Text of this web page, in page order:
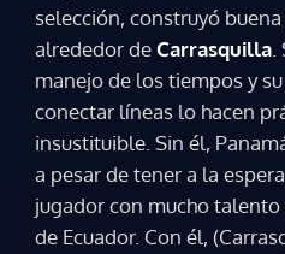
selección, construyó
alrededor deCarrasquilla
manejo de los tiempos y
conectar líneas lo hacen
insustituible. Sin él,
a pesar de tener a la
jugador con mucho
de Ecuador. Con él,